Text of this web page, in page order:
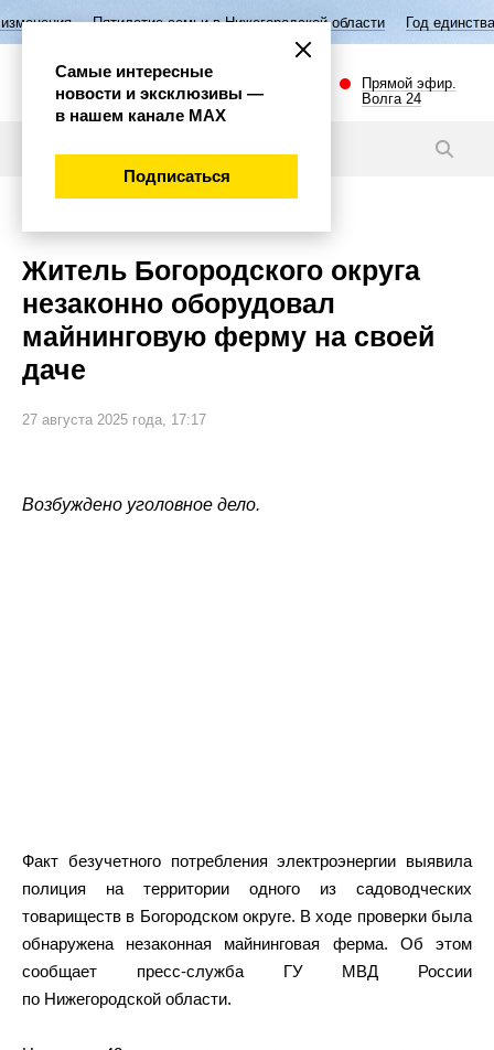
семьи в Нижегородской области Год единства народов России
Прямой эфир.
Волга 24
Житель Богородского округа
незаконно оборудовал
майнинговую ферму на своей
даче
27 августа 2025 года, 17:17
Возбуждено уголовное дело.
Факт безучетного потребления электроэнергии выявила
полиция на территории одного из садоводческих
товариществ в Богородском округе. В ходе проверки была
обнаружена незаконная майнинговая ферма. Об этом
сообщает пресс-служба ГУ МВД России
по Нижегородской области.
Самые интересные
новости и эксклюзивы —
в нашем канале МАХ
Подписаться